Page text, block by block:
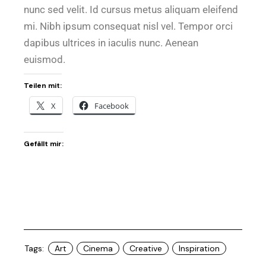
nunc sed velit. Id cursus metus aliquam eleifend
mi. Nibh ipsum consequat nisl vel. Tempor orci
dapibus ultrices in iaculis nunc. Aenean
euismod.
Teilen mit:
X Facebook
Gefällt mir:
Tags: Art Cinema Creative Inspiration